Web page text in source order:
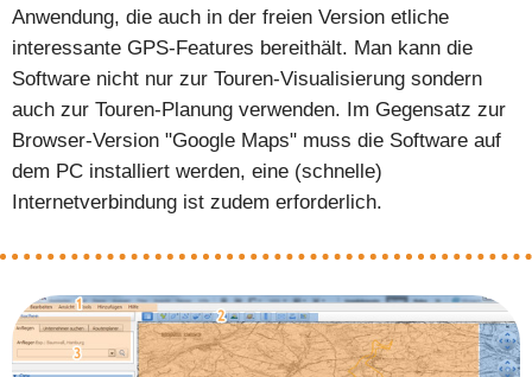
Anwendung, die auch in der freien Version etliche
interessante GPS-Features bereithält. Man kann die
Software nicht nur zur Touren-Visualisierung sondern
auch zur Touren-Planung verwenden. Im Gegensatz zur
Browser-Version "Google Maps" muss die Software auf
dem PC installiert werden, eine (schnelle)
Internetverbindung ist zudem erforderlich.